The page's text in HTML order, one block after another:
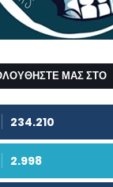
ΜΑΣ ΣΤΟ
234.210
2.998